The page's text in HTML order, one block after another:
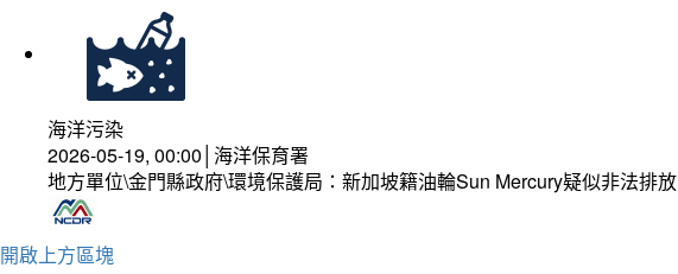
海洋污染
2026-05-19, 00:00│海洋保育署
地方單位\金門縣政府\環境保護局：新加坡籍油輪Sun Mercury疑似非法排放
開啟上方區塊